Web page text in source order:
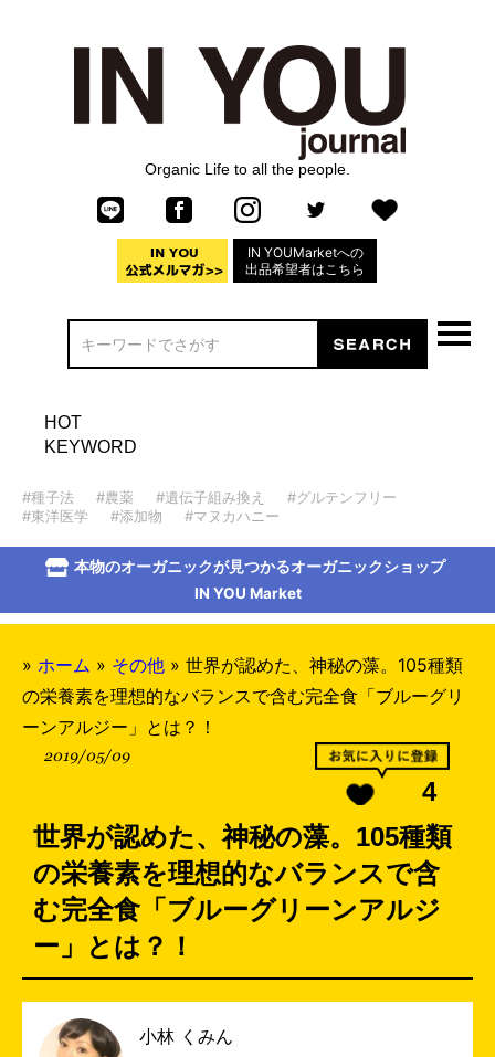
Organic Life to all the people.
IN YOUMarketへの
出品希望者はこちら
HOT
KEYWORD
#種子法 #農薬 #遺伝子組み換え
#グルテンフリー
#東洋医学
#添加物 #マヌカハニー
本物のオーガニックが見つかるオーガニックショップ
IN YOU Market
» ホーム » その他 » 世界が認めた、神秘の藻。105種類
の栄養素を理想的なバランスで含む完全食「ブルーグリ
ーンアルジー」とは？！
2019/05/09
4
世界が認めた、神秘の藻。105種類
の栄養素を理想的なバランスで含
む完全食「ブルーグリーンアルジ
ー」とは？！
小林 くみん